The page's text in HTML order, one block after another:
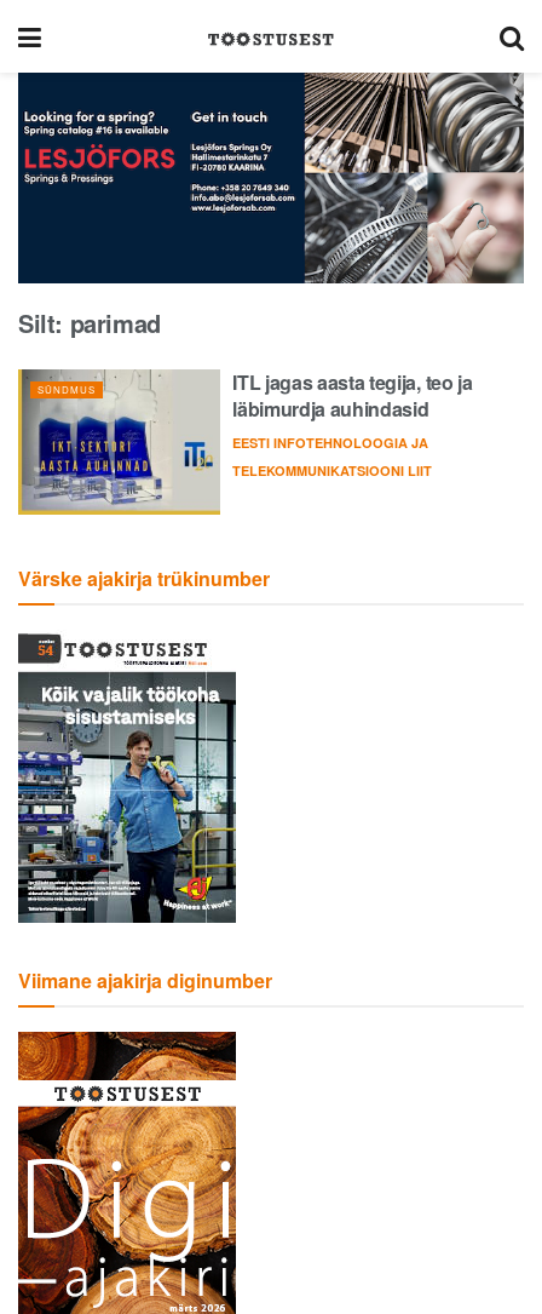
Silt: parimad
SÜNDMUS
ITL jagas aasta tegija, teo ja
läbimurdja auhindasid
EESTI INFOTEHNOLOOGIA JA
TELEKOMMUNIKATSIOONI LIIT
Värske ajakirja trükinumber
Viimane ajakirja diginumber